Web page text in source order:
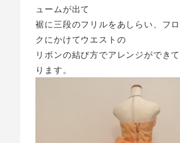
ュームが出て
裾に三段のフリルをあしらい、フ
クにかけてウエストの
リボンの結び方でアレンジができ
ります。